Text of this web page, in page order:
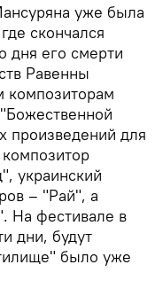
уже была
скончался
дня его смерти
Равенны
произведений для
украинский
– "Рай", а
На фестивале в
дни, будут
было уже